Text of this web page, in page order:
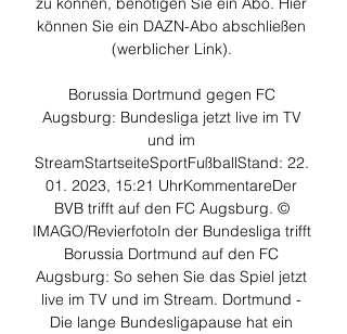
können Sie ein DAZN-Abo abschließen
(werblicher Link).
Borussia Dortmund gegen FC
Augsburg: Bundesliga jetzt live im TV
und im
StreamStartseiteSportFußballStand: 22.
01. 2023, 15:21 UhrKommentareDer
BVB trifft auf den FC Augsburg. ©
IMAGO/RevierfotoIn der Bundesliga trifft
Borussia Dortmund auf den FC
Augsburg: So sehen Sie das Spiel jetzt
live im TV und im Stream. Dortmund -
Die lange Bundesligapause hat ein